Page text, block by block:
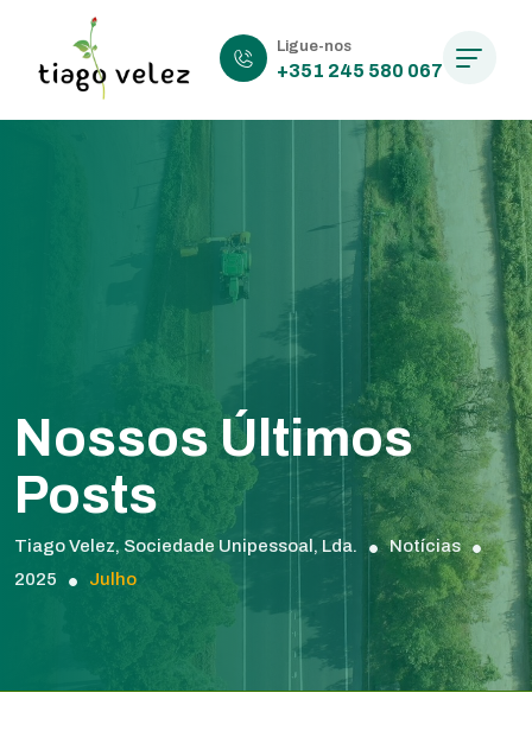
Ligue-nos
+351 245 580 067
Nossos Últimos
Posts
Tiago Velez, Sociedade Unipessoal, Lda.
Notícias
2025
Julho